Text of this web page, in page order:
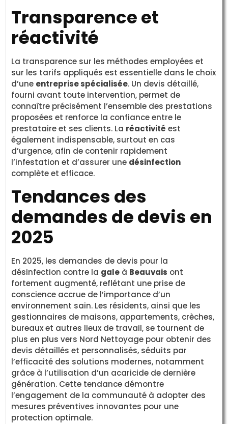
Transparence et
réactivité
La transparence sur les méthodes employées et
sur les tarifs appliqués est essentielle dans le choix
d’une entreprise spécialisée. Un devis détaillé,
fourni avant toute intervention, permet de
connaître précisément l’ensemble des prestations
proposées et renforce la confiance entre le
prestataire et ses clients. La réactivité est
également indispensable, surtout en cas
d’urgence, afin de contenir rapidement
l’infestation et d’assurer une désinfection
complète et efficace.
Tendances des
demandes de devis en
2025
En 2025, les demandes de devis pour la
désinfection contre la gale à Beauvais ont
fortement augmenté, reflétant une prise de
conscience accrue de l’importance d’un
environnement sain. Les résidents, ainsi que les
gestionnaires de maisons, appartements, crèches,
bureaux et autres lieux de travail, se tournent de
plus en plus vers Nord Nettoyage pour obtenir des
devis détaillés et personnalisés, séduits par
l’efficacité des solutions modernes, notamment
grâce à l’utilisation d’un acaricide de dernière
génération. Cette tendance démontre
l’engagement de la communauté à adopter des
mesures préventives innovantes pour une
protection optimale.